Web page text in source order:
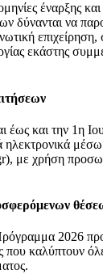
έναρξης
δύνανται να
εκάστης
έως και την 1η
με χρήση
2026
που καλύπτουν